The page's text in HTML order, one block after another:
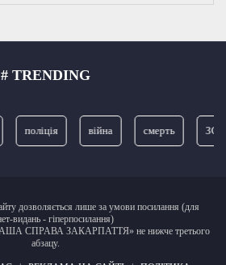
# TRENDING
поліція війна смерть ЗСУ
дозволяється лише за умови посилання (для
видань - гіперпосилання)
СПРАВА ЗАКАРПАТТЯ» не нижче третього
абзацу.